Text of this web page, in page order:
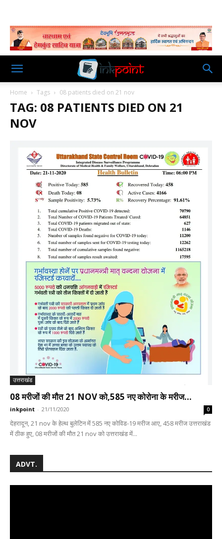
Home Tags 08 patients died on 21 nov
TAG: 08 PATIENTS DIED ON 21
NOV
उत्तराखंड
08 मरीजों की मौत 21 NOV को,585 नए कोरोना के मरीज...
inkpoint - 21/11/2020 0
देहरादून, 21 nov के हेल्थ बुलेटिन में 585 नए कोविड-19 मरीज आए, 458 मरीज उत्तराखंड
में ठीक हुए, 08 मरीजों की मौत 21 nov को उत्तराखंड में...
ADVT.